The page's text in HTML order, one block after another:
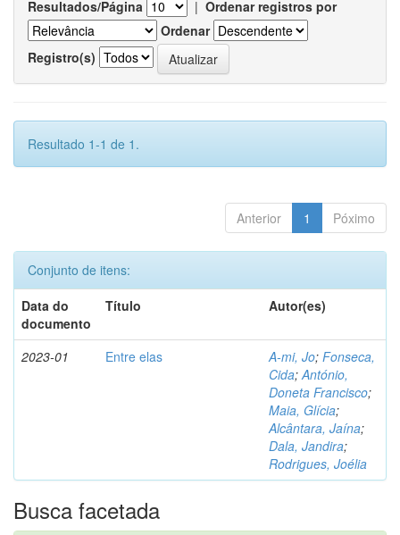
Resultados/Página | Ordenar registros por
Ordenar
Registro(s)
Resultado 1-1 de 1.
Anterior 1 Póximo
Conjunto de itens:
Data do
documento
Título Autor(es)
2023-01 Entre elas A-mi, Jo; Fonseca,
Cida;António,
Doneta Francisco;
Maia, Glícia;
Alcântara, Jaína;
Dala, Jandira;
Rodrigues, Joélia
Busca facetada